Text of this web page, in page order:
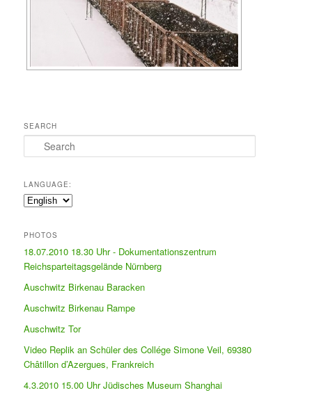
SEARCH
Search
LANGUAGE:
PHOTOS
18.07.2010 18.30 Uhr - Dokumentationszentrum
Reichsparteitagsgelände Nürnberg
Auschwitz Birkenau Baracken
Auschwitz Birkenau Rampe
Auschwitz Tor
Video Replik an Schüler des Collége Simone Veil, 69380
Châtillon d’Azergues, Frankreich
4.3.2010 15.00 Uhr Jüdisches Museum Shanghai